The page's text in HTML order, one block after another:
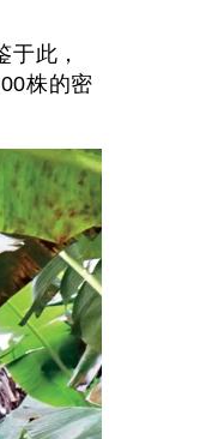
此，
株的密